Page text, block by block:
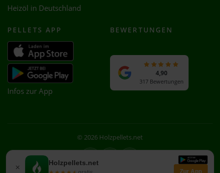
× Holzpellets.net
Zur App
Heizöl in Deutschland
PELLETS APP
Infos zur App
BEWERTUNGEN
4,90
317 Bewertungen
© 2026 Holzpellets.net
Facebook